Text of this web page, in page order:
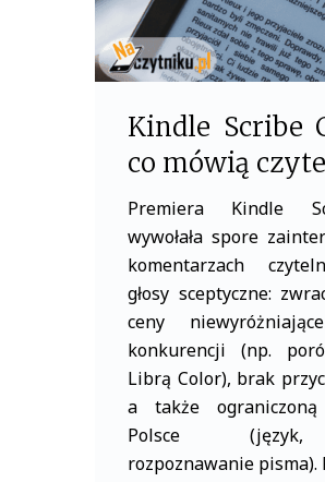
Kindle Scribe
co mówią
Premiera Kindle
wywołała spore
komentarzach
głosy sceptyczne:
ceny
konkurencji (np.
Librą Color), brak
a także
Polsce (język,
rozpoznawanie